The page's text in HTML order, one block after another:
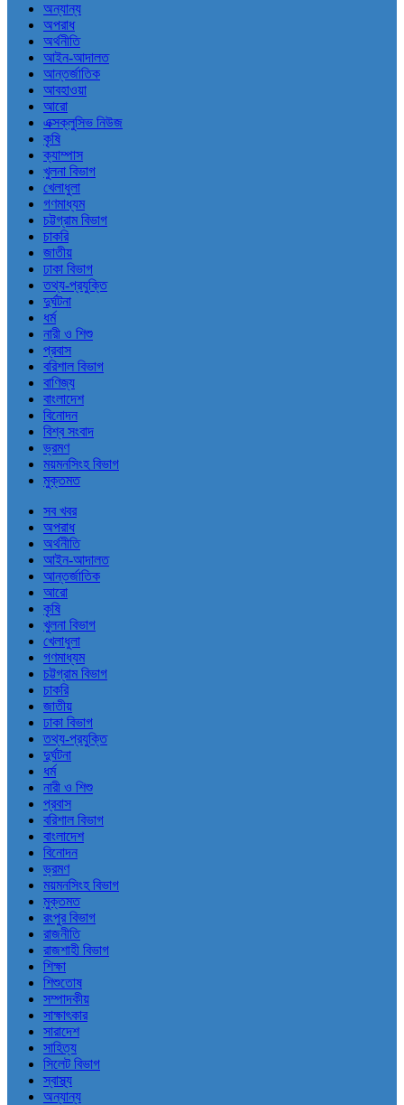
অন্যান্য
অপরাধ
অর্থনীতি
আইন-আদালত
আন্তর্জাতিক
আবহাওয়া
আরো
এক্সক্লুসিভ নিউজ
কৃষি
ক্যাম্পাস
খুলনা বিভাগ
খেলাধুলা
গণমাধ্যম
চট্টগ্রাম বিভাগ
চাকরি
জাতীয়
ঢাকা বিভাগ
তথ্য-প্রযুক্তি
দুর্ঘটনা
ধর্ম
নারী ও শিশু
প্রবাস
বরিশাল বিভাগ
বাণিজ্য
বাংলাদেশ
বিনোদন
বিশ্ব সংবাদ
ভ্রমণ
ময়মনসিংহ বিভাগ
মুক্তমত
সব খবর
অপরাধ
অর্থনীতি
আইন-আদালত
আন্তর্জাতিক
আরো
কৃষি
খুলনা বিভাগ
খেলাধুলা
গণমাধ্যম
চট্টগ্রাম বিভাগ
চাকরি
জাতীয়
ঢাকা বিভাগ
তথ্য-প্রযুক্তি
দুর্ঘটনা
ধর্ম
নারী ও শিশু
প্রবাস
বরিশাল বিভাগ
বাংলাদেশ
বিনোদন
ভ্রমণ
ময়মনসিংহ বিভাগ
মুক্তমত
রংপুর বিভাগ
রাজনীতি
রাজশাহী বিভাগ
শিক্ষা
শিশুতোষ
সম্পাদকীয়
সাক্ষাৎকার
সারাদেশ
সাহিত্য
সিলেট বিভাগ
স্বাস্থ্য
অন্যান্য